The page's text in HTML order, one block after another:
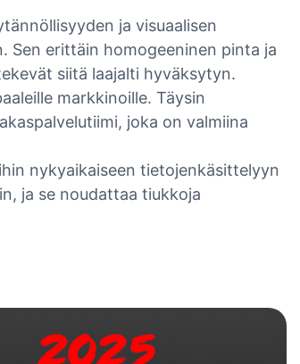
ja visuaalisen
Sen erittäin homogeeninen pinta ja
siitä laajalti hyväksytyn.
markkinoille. Täysin
joka on valmiina
nykyaikaiseen tietojenkäsittelyyn
ja se noudattaa tiukkoja